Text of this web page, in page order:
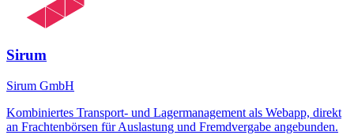
Sirum
Sirum GmbH
Kombiniertes Transport- und Lagermanagement als Webapp, direkt
an Frachtenbörsen für Auslastung und Fremdvergabe angebunden.